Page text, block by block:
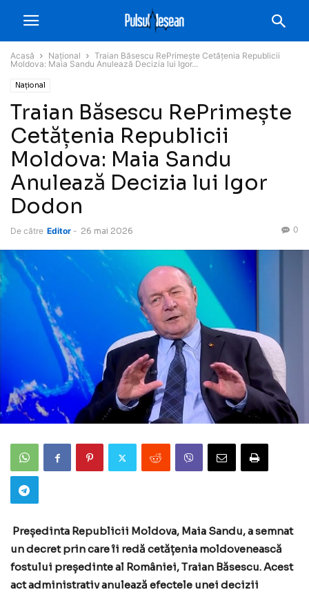
Acasă Național
Traian Băsescu RePrimește Cetățenia Republicii
Moldova: Maia Sandu Anulează Decizia lui Igor...
Național
Traian Băsescu RePrimește
Cetățenia Republicii
Moldova: Maia Sandu
Anulează Decizia lui Igor
Dodon
De către Editor - 26 mai 2026 0
Președinta Republicii Moldova, Maia Sandu, a semnat
un decret prin care îi redă cetățenia moldovenească
fostului președinte al României, Traian Băsescu. Acest
act administrativ anulează efectele unei decizii